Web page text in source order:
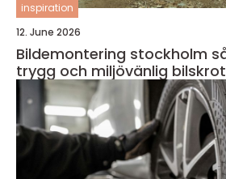
inspiration
12. June 2026
Bildemontering stockholm så fungerar en
trygg och miljövänlig bilskrot